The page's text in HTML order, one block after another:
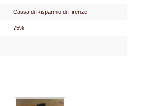
Cassa di Risparmio di Firenze
75%